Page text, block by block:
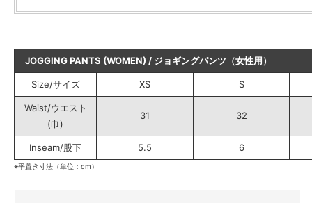
JOGGING PANTS (WOMEN) / ジョギングパンツ（女性用）
Size/サイズ XS S
Waist/ウエスト
(巾)
31 32
Inseam/股下 5.5 6
※平置き寸法（単位：cm）